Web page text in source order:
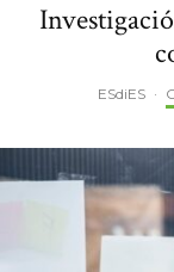
ESdiES ·